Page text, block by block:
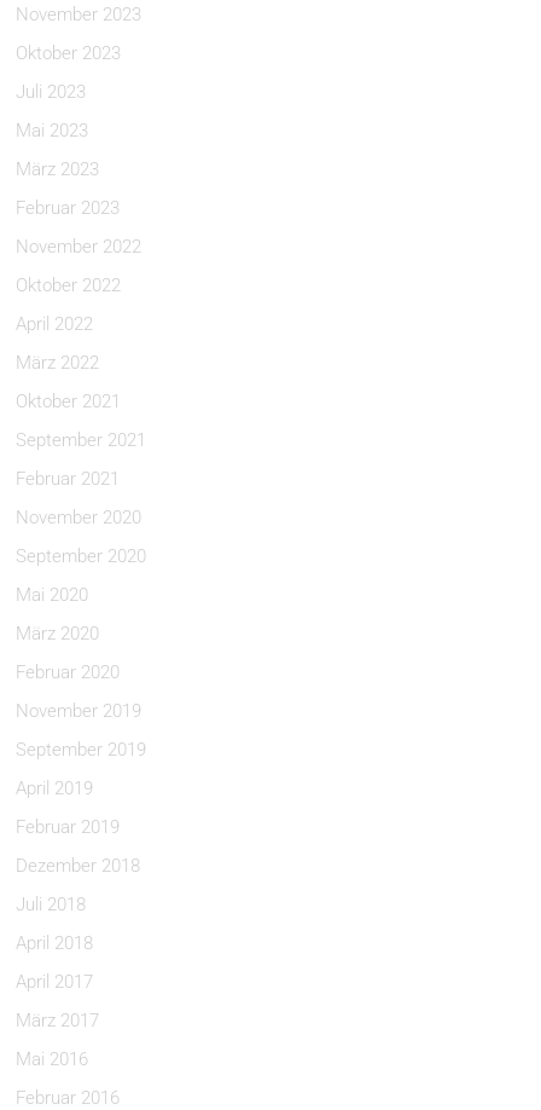
November 2023
Oktober 2023
Juli 2023
Mai 2023
März 2023
Februar 2023
November 2022
Oktober 2022
April 2022
März 2022
Oktober 2021
September 2021
Februar 2021
November 2020
September 2020
Mai 2020
März 2020
Februar 2020
November 2019
September 2019
April 2019
Februar 2019
Dezember 2018
Juli 2018
April 2018
April 2017
März 2017
Mai 2016
Februar 2016